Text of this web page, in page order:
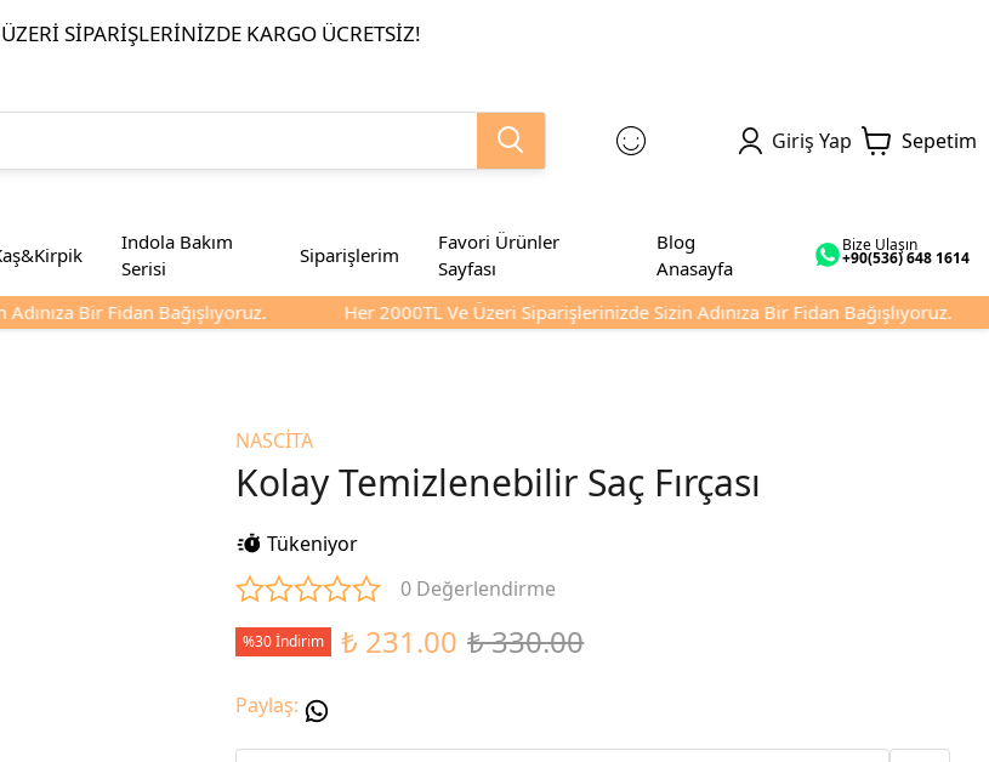
SIPARIŞLERINIZDE KARGO ÜCRETSIZ!
Giriş Yap Sepetim
Indola Bakım
Serisi
Siparişlerim
Favori Ürünler
Sayfası
Blog
Anasayfa
Bize Ulaşın
+90(536) 648 1614
Bir Fidan Bağışlıyoruz. Her 2000TL Ve Üzeri Siparişlerinizde Sizin Adınıza Bir Fidan Bağışlıyoruz.
NASCİTA
Kolay Temizlenebilir Saç Fırçası
Tükeniyor
0 Değerlendirme
%30 İndirim ₺ 231.00 ₺ 330.00
Paylaş: